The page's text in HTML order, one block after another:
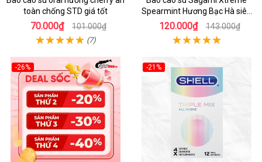
toàn chống STD giá tốt
70.000₫ 101.000₫
(7)
Spearmint Hương Bạc Hà siêu
mỏng, kéo dài thời gian - Hộp 10
cái
120.000₫ 143.000₫
-26%
Hot
-21%